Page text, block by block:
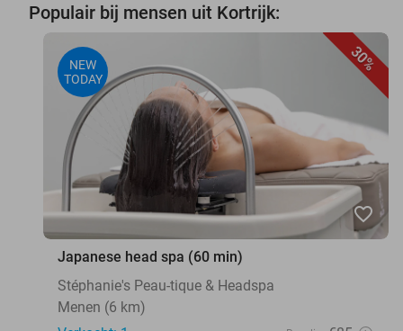
Populair bij mensen uit Kortrijk:
30%
NEW
TODAY
favorite_border
Japanese head spa (60 min)
Stéphanie's Peau-tique & Headspa
Menen (6 km)